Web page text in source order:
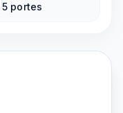
5 portes